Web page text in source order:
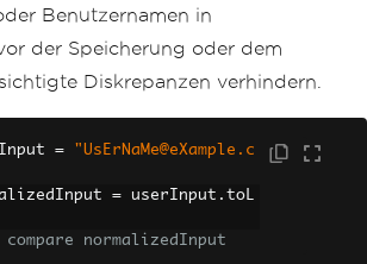
Benutzernamen in
der Speicherung oder dem
Diskrepanzen verhindern.
=
"UsErNaMe@eXample.c
= userInput . toL
normalizedInput